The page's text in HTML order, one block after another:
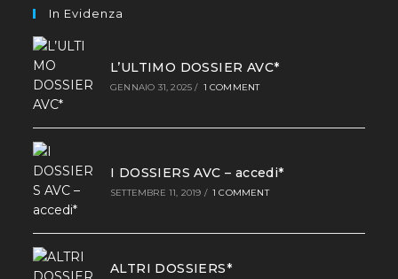
In Evidenza
L’ULTIMO DOSSIER AVC*
GENNAIO 31, 2025 / 1 COMMENT
I DOSSIERS AVC – accedi*
SETTEMBRE 11, 2019 / 1 COMMENT
ALTRI DOSSIERS*